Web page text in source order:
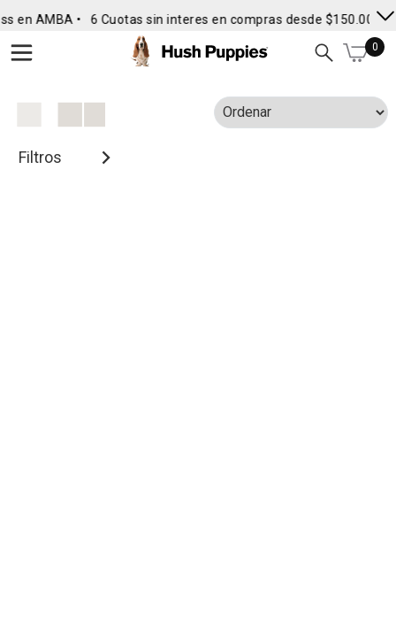
en AMBA • 6 Cuotas sin interes en compras desde $150.000 •
0
Filtros